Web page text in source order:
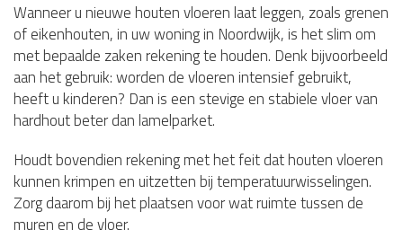
Wanneer u nieuwe houten vloeren laat leggen, zoals grenen
of eikenhouten, in uw woning in Noordwijk, is het slim om
met bepaalde zaken rekening te houden. Denk bijvoorbeeld
aan het gebruik: worden de vloeren intensief gebruikt,
heeft u kinderen? Dan is een stevige en stabiele vloer van
hardhout beter dan lamelparket.
Houdt bovendien rekening met het feit dat houten vloeren
kunnen krimpen en uitzetten bij temperatuurwisselingen.
Zorg daarom bij het plaatsen voor wat ruimte tussen de
muren en de vloer.